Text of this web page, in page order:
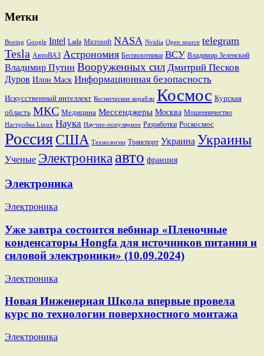
Метки
Boeing Google Intel Lada Microsoft NASA Nvidia Open source telegram
Tesla АвтоВАЗ Астрономия Беспилотники ВСУ Владимир Зеленский
Владимир Путин Вооруженных сил Дмитрий Песков
Дуров Илон Маск Информационная безопасность
Искусственный интеллект Космические корабли Космос Курская
область МКС Медицина Мессенджеры Москва Мошенничество
Настройка Linux Наука Научно-популярное Разработки Роскосмос
РоссияСША Технологии Транспорт Украина Украины
Ученые Электроника авто франция
Электроника
Электроника
Уже завтра состоится вебинар «Пленочные
конденсаторы Hongfa для источников питания и
силовой электроники» (10.09.2024)
Электроника
Новая Инженерная Школа впервые провела
курс по технологии поверхностного монтажа
Электроника